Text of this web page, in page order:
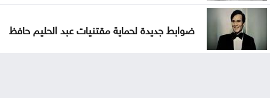
ضوابط جديدة لحماية مقتنيات عبد الحليم حافظ